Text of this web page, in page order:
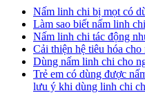
Nấm linh chi bị mọt có
Làm sao biết nấm linh
Nấm linh chi tác động
Cải thiện hệ tiêu hóa
Dùng nấm linh chi cho
Trẻ em có dùng được
lưu ý khi dùng linh chi